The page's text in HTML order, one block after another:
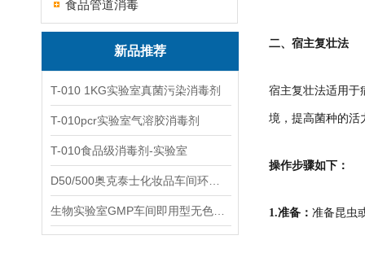
食品管道消毒
新品推荐
T-010 1KG实验室真菌污染消毒剂
T-010pcr实验室气溶胶消毒剂
T-010食品级消毒剂-实验室
二、宿主复壮法
宿主复壮法适用于
境，提高菌种的活
操作步骤如下：
1.准备： 准备昆虫